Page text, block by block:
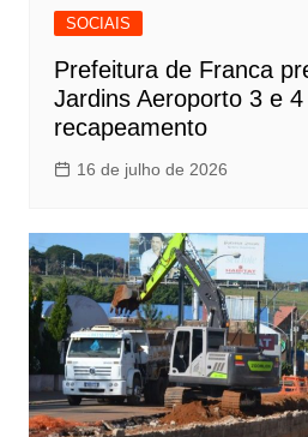
SOCIAIS
Prefeitura de Franca
Jardins Aeroporto 3 e
recapeamento
16 de julho de 2026